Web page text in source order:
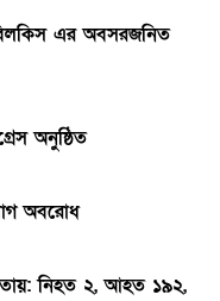
বিলকিস এর অবসরজনিত
অনুষ্ঠিত
অবরোধ
নিহত ২, আহত ১৯২,